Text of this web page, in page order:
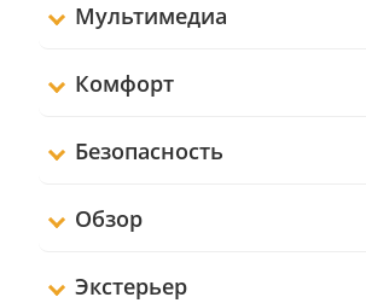
Мультимедиа
Комфорт
Безопасность
Обзор
Экстерьер